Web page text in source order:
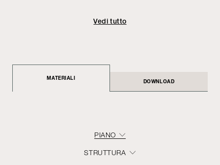
Vedi tutto
MATERIALI
DOWNLOAD
PIANO
STRUTTURA